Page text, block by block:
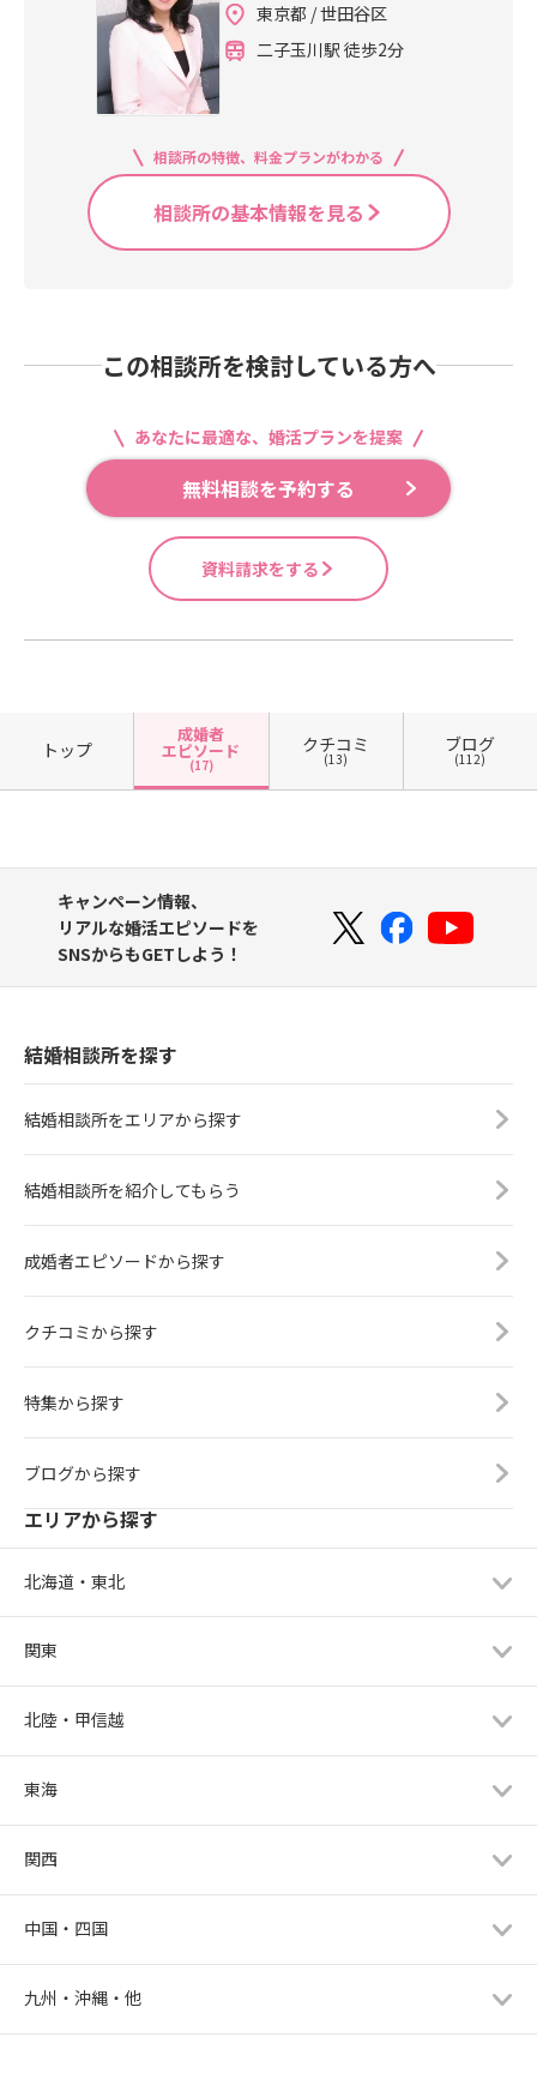
東京都 / 世田谷区
二子玉川駅 徒歩2分
相談所の特徴、料金プランがわかる
相談所の基本情報を見る
この相談所を検討している方へ
あなたに最適な、婚活プランを提案
無料相談を予約する
資料請求をする
トップ
成婚者
エピソード
(17)
クチコミ
(13)
ブログ
(112)
キャンペーン情報、
リアルな婚活エピソードを
SNSからもGETしよう！
結婚相談所を探す
結婚相談所をエリアから探す
結婚相談所を紹介してもらう
成婚者エピソードから探す
クチコミから探す
特集から探す
ブログから探す
エリアから探す
北海道・東北
関東
北陸・甲信越
東海
関西
中国・四国
九州・沖縄・他